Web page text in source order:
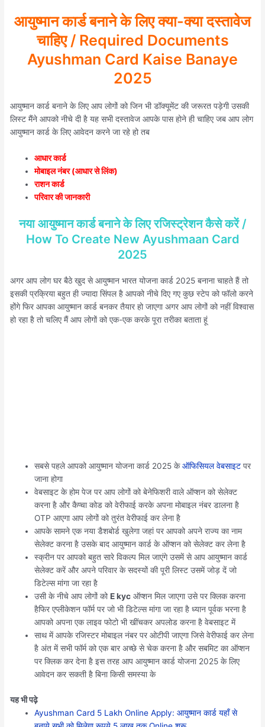
आयुष्मान कार्ड बनाने के लिए क्या-क्या दस्तावेज
चाहिए / Required Documents
Ayushman Card Kaise Banaye
2025
आयुष्मान कार्ड बनाने के लिए आप लोगों को जिन भी डॉक्यूमेंट की जरूरत पड़ेगी उसकी
लिस्ट मैंने आपको नीचे दी है यह सभी दस्तावेज आपके पास होने ही चाहिए जब आप लोग
आयुष्मान कार्ड के लिए आवेदन करने जा रहे हो तब
आधार कार्ड
मोबाइल नंबर (आधार से लिंक)
राशन कार्ड
परिवार की जानकारी
नया आयुष्मान कार्ड बनाने के लिए रजिस्ट्रेशन कैसे करें /
How To Create New Ayushmaan Card
2025
अगर आप लोग घर बैठे खुद से आयुष्मान भारत योजना कार्ड 2025 बनाना चाहते हैं तो
इसकी प्रक्रिया बहुत ही ज्यादा सिंपल है आपको नीचे दिए गए कुछ स्टेप को फॉलो करने
होंगे फिर आपका आयुष्मान कार्ड बनकर तैयार हो जाएगा अगर आप लोगों को नहीं विश्वास
हो रहा है तो चलिए मैं आप लोगों को एक-एक करके पूरा तरीका बताता हूं
सबसे पहले आपको आयुष्मान योजना कार्ड 2025 केऑफिसियल वेबसाइट पर
जाना होगा
वेबसाइट के होम पेज पर आप लोगों को बेनेफिशरी वाले ऑप्शन को सेलेक्ट
करना है और कैप्चा कोड को वेरीफाई करके अपना मोबाइल नंबर डालना है
OTP आएगा आप लोगों को तुरंत वेरीफाई कर लेना है
आपके सामने एक नया डैशबोर्ड खुलेगा जहां पर आपको अपने राज्य का नाम
सेलेक्ट करना है उसके बाद आयुष्मान कार्ड के ऑप्शन को सेलेक्ट कर लेना है
स्क्रीन पर आपको बहुत सारे विकल्प मिल जाएंगे उसमें से आप आयुष्मान कार्ड
सेलेक्ट करें और अपने परिवार के सदस्यों की पूरी लिस्ट उसमें जोड़ दें जो
डिटेल्स मांगा जा रहा है
उसी के नीचे आप लोगों को E kyc ऑप्शन मिल जाएगा उसे पर क्लिक करना
हैफिर एप्लीकेशन फॉर्म पर जो भी डिटेल्स मांगा जा रहा है ध्यान पूर्वक भरना है
आपको अपना एक लाइव फोटो भी खींचकर अपलोड करना है वेबसाइट में
साथ में आपके रजिस्टर मोबाइल नंबर पर ओटीपी जाएगा जिसे वेरीफाई कर लेना
है अंत में सभी फॉर्म को एक बार अच्छे से चेक करना है और सबमिट का ऑप्शन
पर क्लिक कर देना है इस तरह आप आयुष्मान कार्ड योजना 2025 के लिए
आवेदन कर सकती है बिना किसी समस्या के
यह भी पढ़े
Ayushman Card 5 Lakh Online Apply: आयुष्मान कार्ड यहाँ से